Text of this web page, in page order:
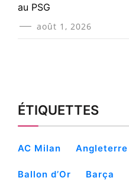
au PSG
août 1, 2026
ÉTIQUETTES
AC Milan Angleterre
Ballon d’Or Barça